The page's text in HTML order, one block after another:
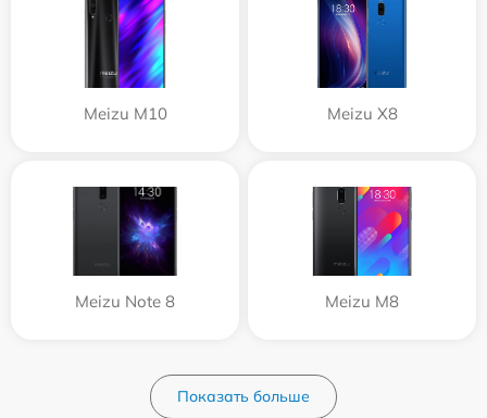
Meizu M10 Meizu X8
Meizu Note 8 Meizu M8
Показать больше